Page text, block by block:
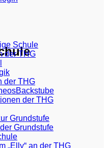
Schule
der THG
der THG
der THG
Grundstufe
Grundstufe
„Elly“ an der THG